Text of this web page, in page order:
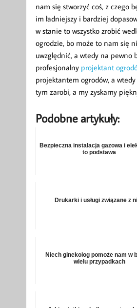
nam się stworzyć coś, z czego
im ładniejszy i bardziej
w stanie to wszystko zrobić
ogrodzie, bo może to nam się
uwzględnić, a wtedy na pewno
profesjonalny projektant
projektantem ogrodów, a
tym zarobi, a my zyskamy
Podobne artykuły:
Bezpieczna instalacja gazowa i
to podstawa
Drukarki i usługi związane z
Niech ginekolog pomoże nam w
wielu przypadkach